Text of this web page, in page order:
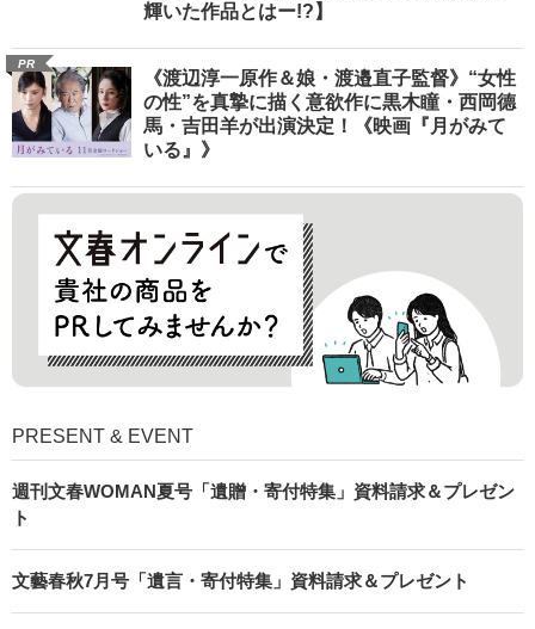
輝いた作品とはー!?】
PR
《渡辺淳一原作＆娘・渡邉直子監督》“女性
の性”を真摯に描く意欲作に黒木瞳・西岡德
馬・吉田羊が出演決定！《映画『月がみて
いる』》
PRESENT & EVENT
週刊文春WOMAN夏号「遺贈・寄付特集」資料請求＆プレゼン
ト
文藝春秋7月号「遺言・寄付特集」資料請求＆プレゼント